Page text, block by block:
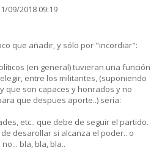
09/2018 09:19
que añadir, y sólo por "incordiar":
(en general) tuvieran una función
entre los militantes, (suponiendo
que son capaces y honrados y no
que despues aporte..) sería:
etc.. que debe de seguir el partido.
desarollar si alcanza el poder.. o
bla, bla, bla..